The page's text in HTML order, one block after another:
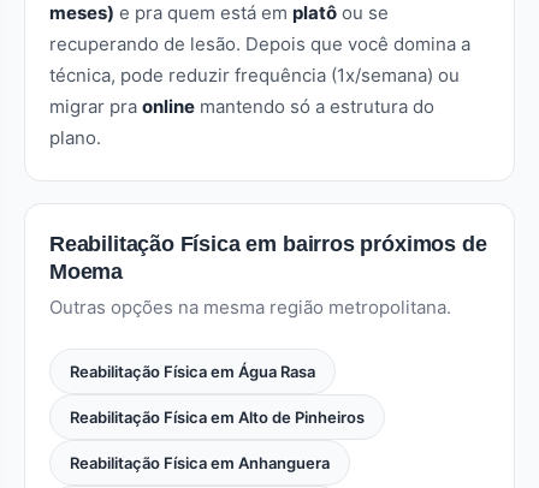
meses) e pra quem está em platô ou se
recuperando de lesão. Depois que você domina a
técnica, pode reduzir frequência (1x/semana) ou
migrar pra online mantendo só a estrutura do
plano.
Reabilitação Física em bairros próximos de
Moema
Outras opções na mesma região metropolitana.
Reabilitação Física em Água Rasa
Reabilitação Física em Alto de Pinheiros
Reabilitação Física em Anhanguera